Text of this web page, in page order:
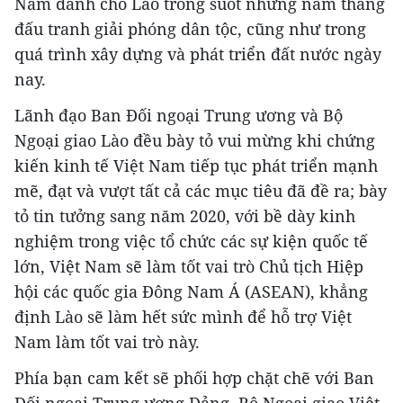
đấu tranh giải phóng dân tộc, cũng như trong
quá trình xây dựng và phát triển đất nước ngày
nay.
Lãnh đạo Ban Đối ngoại Trung ương và Bộ
Ngoại giao Lào đều bày tỏ vui mừng khi chứng
kiến kinh tế Việt Nam tiếp tục phát triển mạnh
mẽ, đạt và vượt tất cả các mục tiêu đã đề ra; bày
tỏ tin tưởng sang năm 2020, với bề dày kinh
nghiệm trong việc tổ chức các sự kiện quốc tế
lớn, Việt Nam sẽ làm tốt vai trò Chủ tịch Hiệp
hội các quốc gia Đông Nam Á (ASEAN), khẳng
định Lào sẽ làm hết sức mình để hỗ trợ Việt
Nam làm tốt vai trò này.
Phía bạn cam kết sẽ phối hợp chặt chẽ với Ban